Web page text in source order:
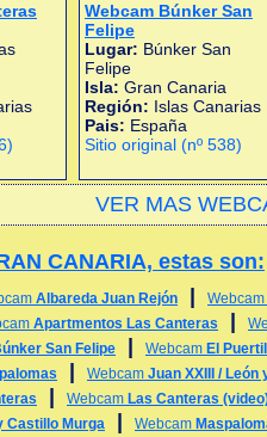
Webcam Búnker San
Felipe
Lugar: Búnker San
Felipe
Isla: Gran Canaria
Región: Islas Canarias
Pais: España
Sitio original (nº 538)
VER MAS
CANARIA, estas son:
Albareda Juan Rejón Webcam
Apartmentos Las Canteras
San Felipe Webcam El
Webcam Juan XXIII / León
Webcam Las Canteras
Castillo Murga Webcam